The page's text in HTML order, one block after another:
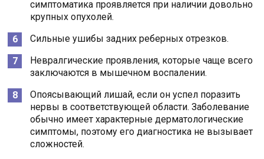
симптоматика проявляется при наличии довольно
крупных опухолей.
Сильные ушибы задних реберных отрезков.
Невралгические проявления, которые чаще всего
заключаются в мышечном воспалении.
Опоясывающий лишай, если он успел поразить
нервы в соответствующей области. Заболевание
обычно имеет характерные дерматологические
симптомы, поэтому его диагностика не вызывает
сложностей.